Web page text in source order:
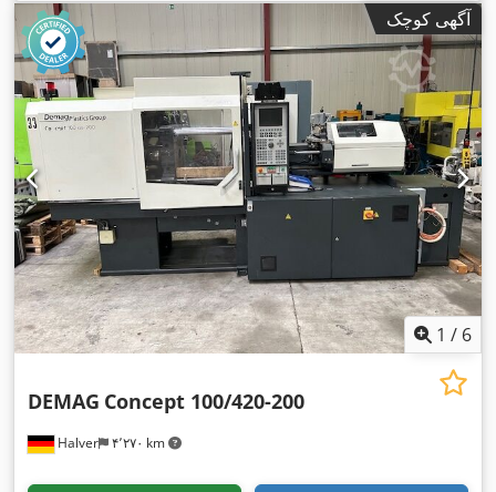
آگهی کوچک
1 / 6
Halver ۴٬۲۷۰ km
DEMAG Concept 100/420-200